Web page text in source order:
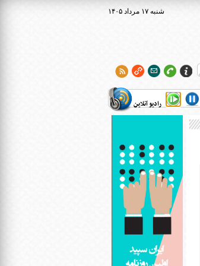
۱۴۰۵ شنبه ۱۷ مرداد
رادیو آنلاین